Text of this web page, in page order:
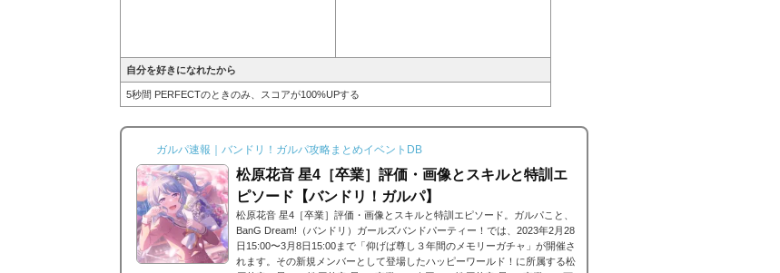
自分を好きになれたから
5秒間 PERFECTのときのみ、スコアが100%UPする
ガルパ速報｜バンドリ！ガルパ攻略まとめイベントDB
松原花音 星4［卒業］評価・画像とスキルと特訓エ
ピソード【バンドリ！ガルパ】
松原花音 星4［卒業］評価・画像とスキルと特訓エピソード。ガルパこと、
BanG Dream!（バンドリ）ガールズバンドパーティー！では、2023年2月28
日15:00〜3月8日15:00まで「仰げば尊し３年間のメモリーガチャ」が開催さ
れます。その新規メンバーとして登場したハッピーワールド！に所属する松